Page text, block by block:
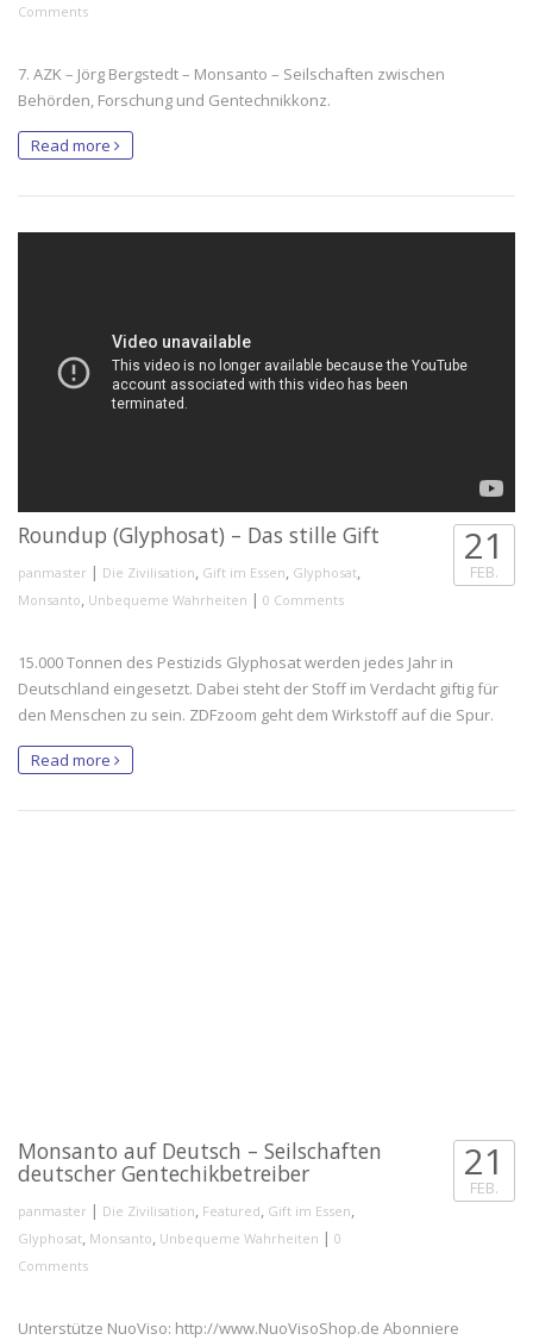
Comments
7. AZK – Jörg Bergstedt – Monsanto – Seilschaften zwischen
Behörden, Forschung und Gentechnikkonz.
Read more
Roundup (Glyphosat) – Das stille Gift
panmaster | Die Zivilisation, Gift im Essen, Glyphosat,
Monsanto, Unbequeme Wahrheiten | 0 Comments
21
FEB.
15.000 Tonnen des Pestizids Glyphosat werden jedes Jahr in
Deutschland eingesetzt. Dabei steht der Stoff im Verdacht giftig für
den Menschen zu sein. ZDFzoom geht dem Wirkstoff auf die Spur.
Read more
Monsanto auf Deutsch – Seilschaften
deutscher Gentechikbetreiber
panmaster | Die Zivilisation Featured Gift im Essen
Glyphosat Monsanto Unbequeme Wahrheiten | 0
Comments
21
FEB.
Unterstütze NuoViso: http://www.NuoVisoShop.de Abonniere